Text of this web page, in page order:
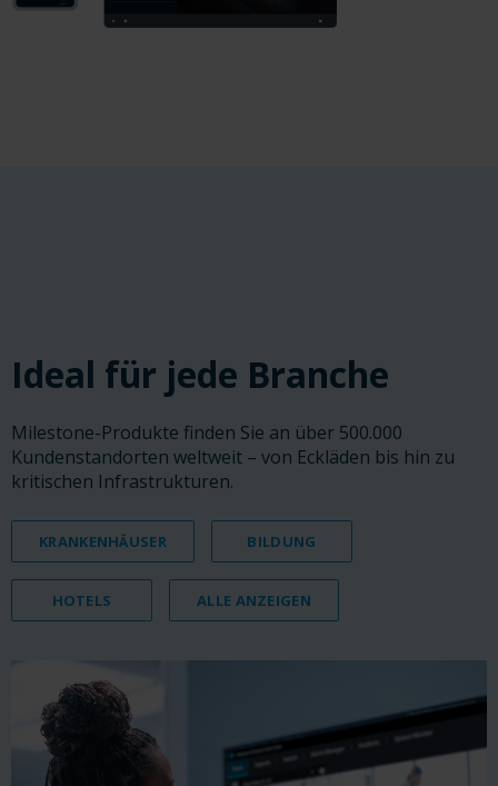
Ideal für jede Branche
Milestone-Produkte finden Sie an über 500.000
Kundenstandorten weltweit – von Eckläden bis hin zu
kritischen Infrastrukturen.
KRANKENHÄUSER BILDUNG
HOTELS ALLE ANZEIGEN